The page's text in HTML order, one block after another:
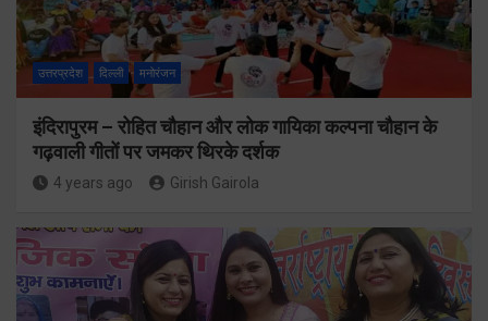
उत्तरप्रदेश दिल्ली मनोरंजन
इंदिरापुरम – रोहित चौहान और लोक गायिका कल्पना चौहान के
गढ़वाली गीतों पर जमकर थिरके दर्शक
4 years ago Girish Gairola